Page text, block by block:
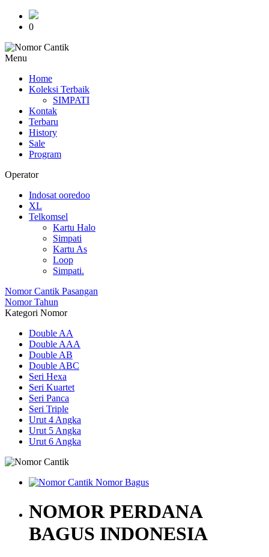
0
Menu
Home
Koleksi Terbaik
SIMPATI
Kontak
Terbaru
History
Sale
Program
Operator
Indosat ooredoo
XL
Telkomsel
Kartu Halo
Simpati
Kartu As
Loop
Simpati.
Nomor Cantik Pasangan
Nomor Tahun
Kategori Nomor
Double AA
Double AAA
Double AB
Double ABC
Seri Hexa
Seri Kuartet
Seri Panca
Seri Triple
Urut 4 Angka
Urut 5 Angka
Urut 6 Angka
NOMOR PERDANA
BAGUS INDONESIA